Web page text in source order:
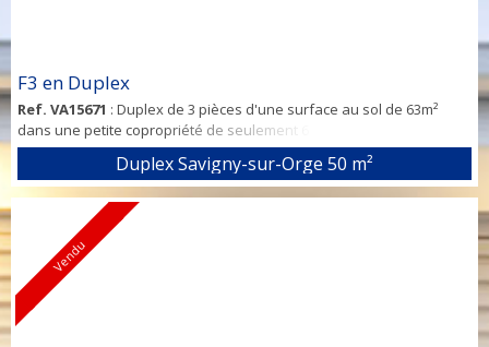
F3 en Duplex
Ref. VA15671 : Duplex de 3 pièces d'une surface au sol de 63m²
dans une petite copropriété de seulement 6 appartements
comprenant: Piece à vivre avec cuisine US équipée, séjour avec
parquet donnant sur un balcon orienté au sud. A l'étage, deux
chambres, une salle d'eau avec WC. Parking privé dans la cour. Les
plus : Salle d'eau, ballon, volet roulant et velux neufs. Proximité de
l'école Aristide Briand...
Duplex Savigny-sur-Orge 50 m²
Vendu